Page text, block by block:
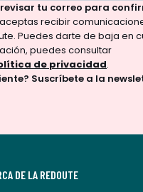
tu correo para
recibir
Puedes darte de baja en
puedes consultar
de privacidad.
Suscríbete a la
DE LA REDOUTE